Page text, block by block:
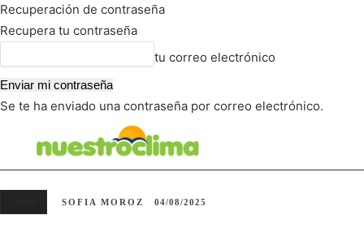
Recuperación de contraseña
Recupera tu contraseña
tu correo electrónico
Se te ha enviado una contraseña por correo electrónico.
SOFIA MOROZ 04/08/2025